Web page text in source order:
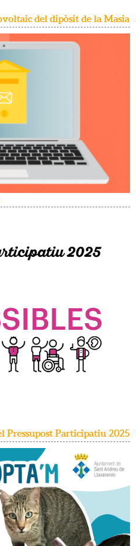
del dipòsit de la Masia
Pressupost Participatiu 2025